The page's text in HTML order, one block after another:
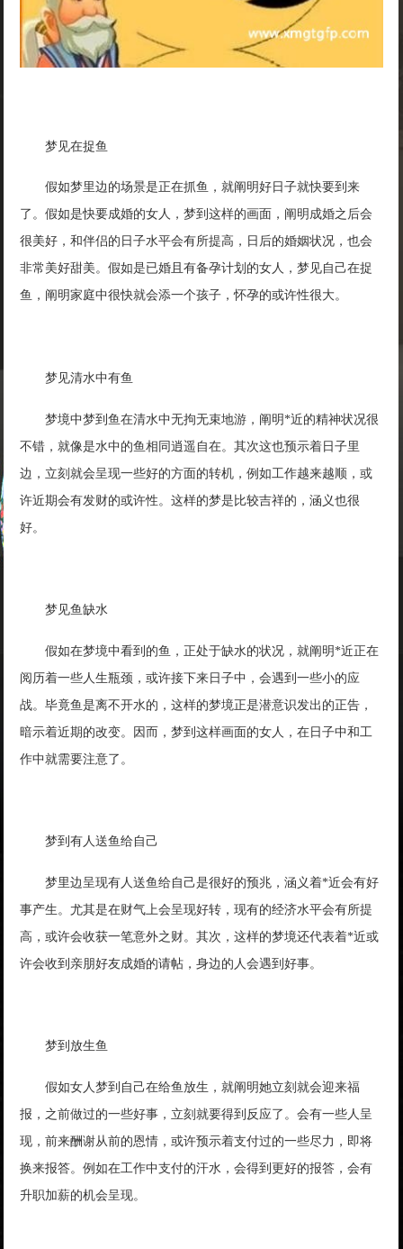
梦见在捉鱼
假如梦里边的场景是正在抓鱼，就阐明好日子就快要到来
了。假如是快要成婚的女人，梦到这样的画面，阐明成婚之后会
很美好，和伴侣的日子水平会有所提高，日后的婚姻状况，也会
非常美好甜美。假如是已婚且有备孕计划的女人，梦见自己在捉
鱼，阐明家庭中很快就会添一个孩子，怀孕的或许性很大。
梦见清水中有鱼
梦境中梦到鱼在清水中无拘无束地游，阐明*近的精神状况很
不错，就像是水中的鱼相同逍遥自在。其次这也预示着日子里
边，立刻就会呈现一些好的方面的转机，例如工作越来越顺，或
许近期会有发财的或许性。这样的梦是比较吉祥的，涵义也很
好。
梦见鱼缺水
假如在梦境中看到的鱼，正处于缺水的状况，就阐明*近正在
阅历着一些人生瓶颈，或许接下来日子中，会遇到一些小的应
战。毕竟鱼是离不开水的，这样的梦境正是潜意识发出的正告，
暗示着近期的改变。因而，梦到这样画面的女人，在日子中和工
作中就需要注意了。
梦到有人送鱼给自己
梦里边呈现有人送鱼给自己是很好的预兆，涵义着*近会有好
事产生。尤其是在财气上会呈现好转，现有的经济水平会有所提
高，或许会收获一笔意外之财。其次，这样的梦境还代表着*近或
许会收到亲朋好友成婚的请帖，身边的人会遇到好事。
梦到放生鱼
假如女人梦到自己在给鱼放生，就阐明她立刻就会迎来福
报，之前做过的一些好事，立刻就要得到反应了。会有一些人呈
现，前来酬谢从前的恩情，或许预示着支付过的一些尽力，即将
换来报答。例如在工作中支付的汗水，会得到更好的报答，会有
升职加薪的机会呈现。